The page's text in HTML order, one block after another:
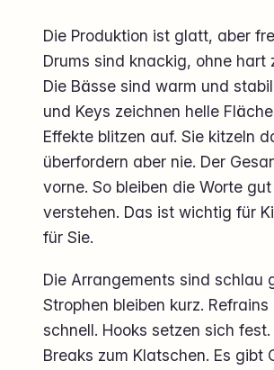
Die Produktion ist glatt, aber
Drums sind knackig, ohne hart
Die Bässe sind warm und
und Keys zeichnen helle
Effekte blitzen auf. Sie kitzeln
überfordern aber nie. Der
vorne. So bleiben die Worte gut
verstehen. Das ist wichtig für
für Sie.
Die Arrangements sind schlau
Strophen bleiben kurz. Refrains
schnell. Hooks setzen sich
Breaks zum Klatschen. Es gibt